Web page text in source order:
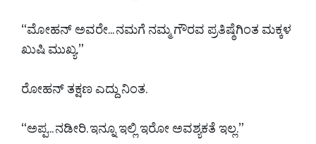
“ಮೋಹನ್ ಅವರೇ... ನಮಗೆ ನಮ್ಮ ಗೌರವ ಪ್ರತಿಷ್ಠೆಗಿಂತ ಮಕ್ಕಳ
ಖುಷಿ ಮುಖ್ಯ.”
ರೋಹನ್ ತಕ್ಷಣ ಎದ್ದು ನಿಂತ.
“ಅಪ್ಪ... ನಡೀರಿ. ಇನ್ನೂ ಇಲ್ಲಿ ಇರೋ ಅವಶ್ಯಕತೆ ಇಲ್ಲ.”